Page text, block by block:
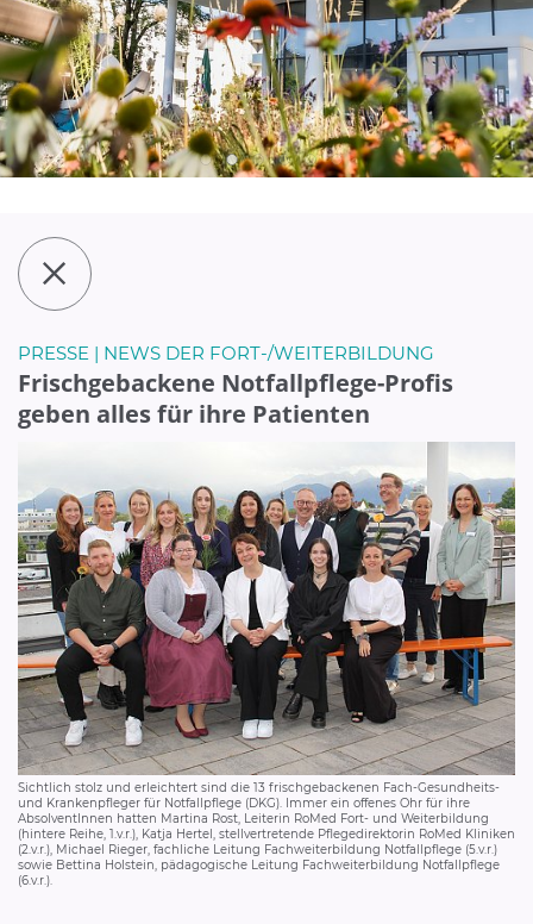
PRESSE | NEWS DER FORT-/WEITERBILDUNG
Frischgebackene Notfallpflege-Profis
geben alles für ihre Patienten
Sichtlich stolz und erleichtert sind die 13 frischgebackenen Fach-Gesundheits-
und Krankenpfleger für Notfallpflege (DKG). Immer ein offenes Ohr für ihre
AbsolventInnen hatten Martina Rost, Leiterin RoMed Fort- und Weiterbildung
(hintere Reihe, 1.v.r.), Katja Hertel, stellvertretende Pflegedirektorin RoMed Kliniken
(2.v.r.), Michael Rieger, fachliche Leitung Fachweiterbildung Notfallpflege (5.v.r.)
sowie Bettina Holstein, pädagogische Leitung Fachweiterbildung Notfallpflege
(6.v.r.).